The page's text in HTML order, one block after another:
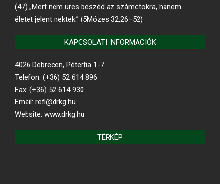
(47) „Mert nem üres beszéd az számotokra, hanem
életet jelent nektek.” (5Mózes 32,26–52)
KAPCSOLATI INFORMÁCIÓK
4026 Debrecen, Péterfia 1-7.
Telefon: (+36) 52 614 896
Fax: (+36) 52 614 930
Email: refi@drkg.hu
Website: www.drkg.hu
TÉRKÉP